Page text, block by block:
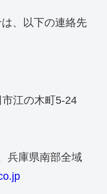
、以下の連絡先
市江の木町5-24
兵庫県南部全域